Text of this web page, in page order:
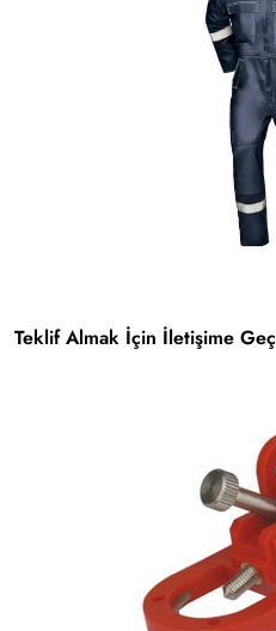
Teklif Almak İçin İletişime Geç